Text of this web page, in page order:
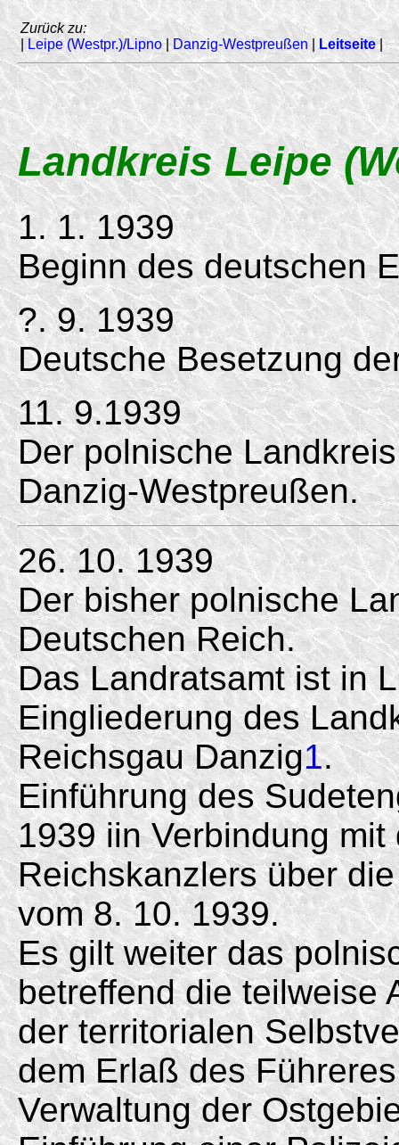
Zurück zu:
| Leipe (Westpr.)/Lipno|Danzig-Westpreußen | Leitseite|
Landkreis Leipe
1. 1. 1939
Beginn des deutschen
?. 9. 1939
Deutsche Besetzung
11. 9.1939
Der polnische
Danzig-Westpreußen.
26. 10. 1939
Der bisher polnische
Deutschen Reich.
Das Landratsamt ist in
Eingliederung des
Reichsgau Danzig1.
Einführung des
1939 iin Verbindung
Reichskanzlers über
vom 8. 10. 1939.
Es gilt weiter das
betreffend die teilweise
der territorialen
dem Erlaß des
Verwaltung der